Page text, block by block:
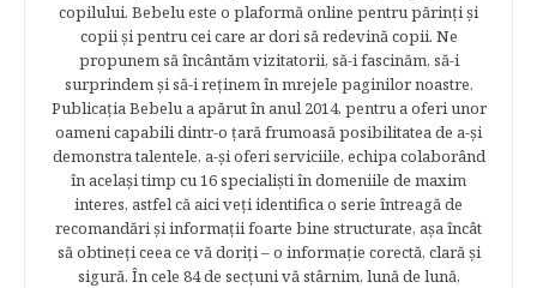
copilului. Bebelu este o plaformă online pentru părinţi şi
copii şi pentru cei care ar dori să redevină copii. Ne
propunem să încântăm vizitatorii, să-i fascinăm, să-i
surprindem şi să-i reţinem în mrejele paginilor noastre.​
Publicația Bebelu a apărut în anul 2014, pentru a oferi unor
oameni capabili dintr-o ţară frumoasă posibilitatea de a-şi
demonstra talentele, a-şi oferi serviciile, echipa colaborând
în acelaşi timp cu 16 specialişti în domeniile de maxim
interes, astfel că aici veţi identifica o serie întreagă de
recomandări şi informaţii foarte bine structurate, aşa încât
să obtineţi ceea ce vă doriţi – o informaţie corectă, clară şi
sigură. În cele 84 de secțuni vă stârnim, lună de lună,